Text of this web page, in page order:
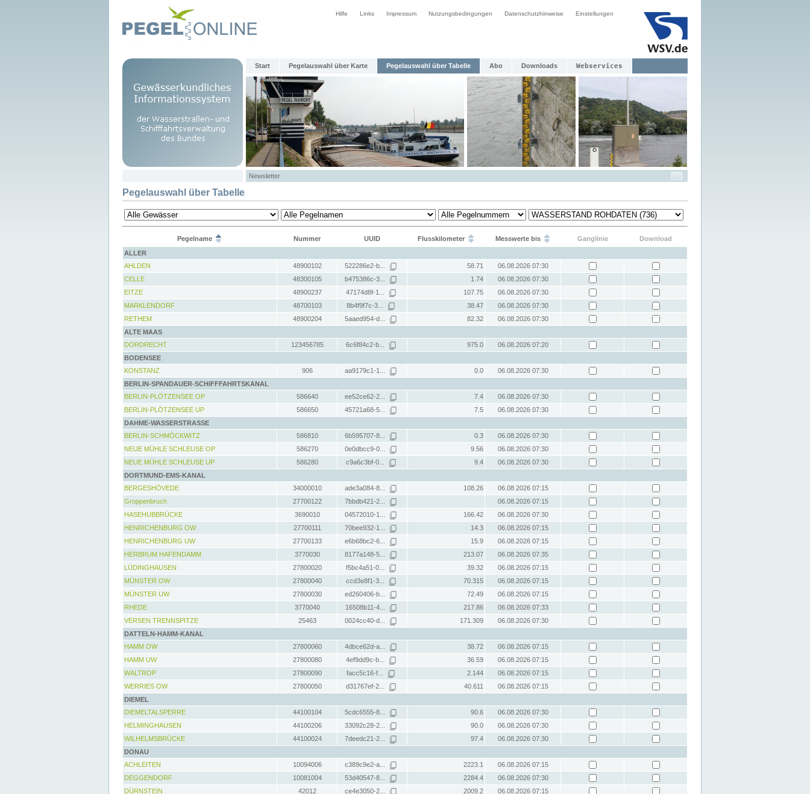
Hilfe Links Impressum Nutzungsbedingungen Datenschutzhinweise Einstellungen
Start Pegelauswahl über Karte Pegelauswahl über Tabelle Abo Downloads Webservices
Newsletter
Pegelauswahl über Tabelle
Pegelname Nummer UUID Flusskilometer Messwerte bis Ganglinie
Download
ALLER
AHLDEN
48900102 522286e2-b... 58.71
06.08.2026 07:30
CELLE
48300105 b475386c-3... 1.74
06.08.2026 07:30
EITZE
48900237 47174d8f-1... 107.75
06.08.2026 07:30
MARKLENDORF
48700103 8b4f9f7c-3... 38.47
06.08.2026 07:30
RETHEM
48900204 5aaed954-d... 82.32
06.08.2026 07:30
ALTE MAAS
DORDRECHT
123456785 6c6f84c2-b... 975.0
06.08.2026 07:20
BODENSEE
KONSTANZ
906 aa9179c1-1... 0.0
06.08.2026 07:30
BERLIN-SPANDAUER-SCHIFFFAHRTSKANAL
BERLIN-PLÖTZENSEE OP
586640 ee52ce62-2... 7.4
06.08.2026 07:30
BERLIN-PLÖTZENSEE UP
586650 45721a68-5... 7.5
06.08.2026 07:30
DAHME-WASSERSTRASSE
BERLIN-SCHMÖCKWITZ
586810 6b595707-8... 0.3
06.08.2026 07:30
NEUE MÜHLE SCHLEUSE OP
586270 0e0dbcc9-0... 9.56
06.08.2026 07:30
NEUE MÜHLE SCHLEUSE UP
586280 c9a6c3bf-0... 9.4
06.08.2026 07:30
DORTMUND-EMS-KANAL
BERGESHÖVEDE
34000010 ade3a084-8... 108.26
06.08.2026 07:15
Groppenbruch
27700122 7bbdb421-2...
06.08.2026 07:15
HASEHUBBRÜCKE
3690010 04572010-1... 166.42
06.08.2026 07:30
HENRICHENBURG OW
27700111 70bee932-1... 14.3
06.08.2026 07:15
HENRICHENBURG UW
27700133 e6b68bc2-6... 15.9
06.08.2026 07:15
HERBRUM HAFENDAMM
3770030 8177a148-5... 213.07
06.08.2026 07:35
LÜDINGHAUSEN
27800020 f5bc4a51-0... 39.32
06.08.2026 07:15
MÜNSTER OW
27800040 ccd3e8f1-3... 70.315
06.08.2026 07:15
MÜNSTER UW
27800030 ed260406-b... 72.49
06.08.2026 07:15
RHEDE
3770040 16508b11-4... 217.86
06.08.2026 07:33
VERSEN TRENNSPITZE
25463 0024cc40-d... 171.309
06.08.2026 07:30
DATTELN-HAMM-KANAL
HAMM OW
27800060 4dbce62d-a... 38.72
06.08.2026 07:15
HAMM UW
27800080 4ef9dd9c-b... 36.59
06.08.2026 07:15
WALTROP
27800090 facc5c16-f... 2.144
06.08.2026 07:15
WERRIES OW
27800050 d31767ef-2... 40.611
06.08.2026 07:15
DIEMEL
DIEMELTALSPERRE
44100104 5cdc6555-8... 90.6
06.08.2026 07:30
HELMINGHAUSEN
44100206 33092c28-2... 90.0
06.08.2026 07:30
WILHELMSBRÜCKE
44100024 7deedc21-2... 97.4
06.08.2026 07:30
DONAU
ACHLEITEN
10094006 c389c9e2-a... 2223.1
06.08.2026 07:15
DEGGENDORF
10081004 53d40547-8... 2284.4
06.08.2026 07:30
DÜRNSTEIN
42012 ce4e3050-2... 2009.2
06.08.2026 07:15